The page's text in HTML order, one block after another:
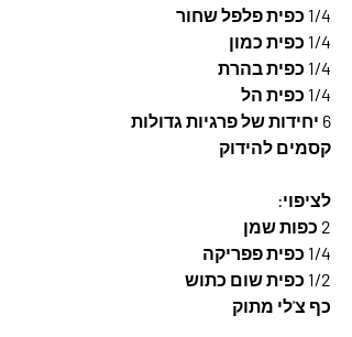
1/4 כפית פלפל שחור
1/4 כפית כמון
1/4 כפית בהרת
1/4 כפית הל
6 יחידות של פרגיות גדולות
קסמים להידוק
לציפוי:
2 כפות שמן
1/4 כפית פפריקה
1/2 כפית שום כתוש
כף צ'לי מתוק